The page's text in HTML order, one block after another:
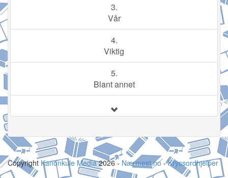
3.
Vår
4.
Viktig
5.
Blant annet
Copyright Kanonkule Media2026 - Nærmest.no-Kryssordhjelper